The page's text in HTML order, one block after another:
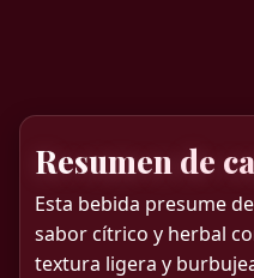
Resumen de
Esta bebida presume
sabor cítrico y herbal
textura ligera y